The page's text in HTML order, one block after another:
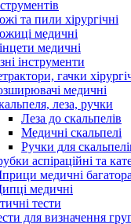
та пили хірургічні
медичні
медичні
інструменти
гачки
медичні
леза, ручки
Леза до скальпелів
Медичні скальпелі
Ручки для
аспіраційні та
медичні
медичні
тести
для визначення